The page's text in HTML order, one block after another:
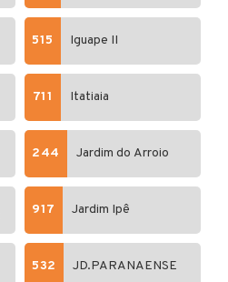
515 Iguape II
711 Itatiaia
244 Jardim do Arroio
917 Jardim Ipê
532 JD.PARANAENSE